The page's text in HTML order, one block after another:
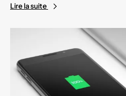
Lire la suite